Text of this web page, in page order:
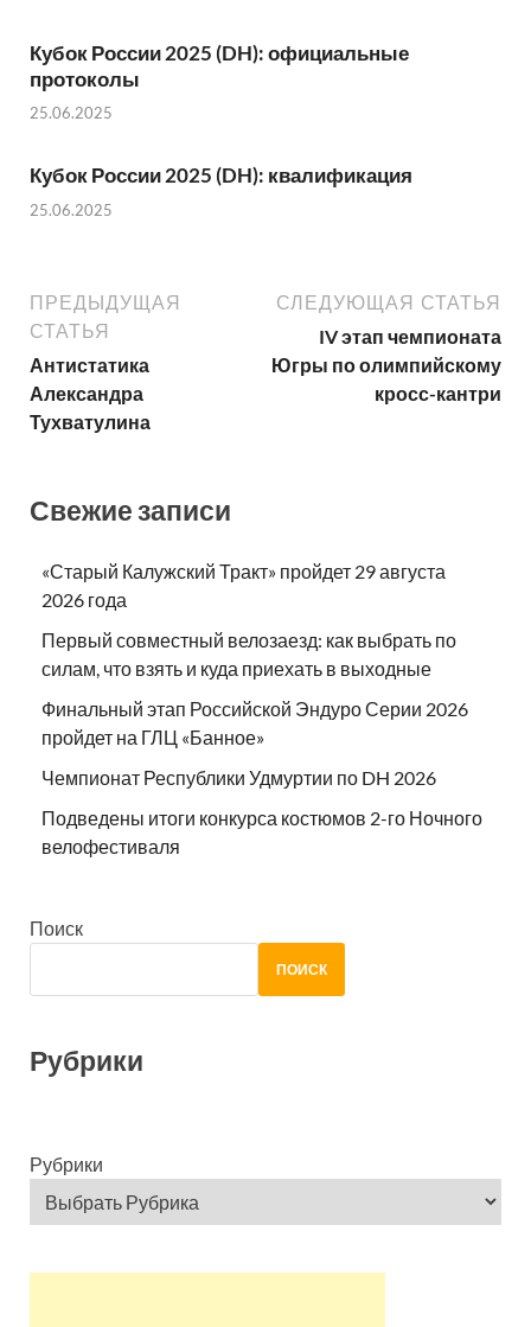
Кубок России 2025 (DH): официальные
протоколы
25.06.2025
Кубок России 2025 (DH): квалификация
25.06.2025
ПРЕДЫДУЩАЯ
СТАТЬЯ
Антистатика
Александра
Тухватулина
СЛЕДУЮЩАЯ СТАТЬЯ
IV этап чемпионата
Югры по олимпийскому
кросс-кантри
Свежие записи
«Старый Калужский Тракт» пройдет 29 августа
2026 года
Первый совместный велозаезд: как выбрать по
силам, что взять и куда приехать в выходные
Финальный этап Российской Эндуро Серии 2026
пройдет на ГЛЦ «Банное»
Чемпионат Республики Удмуртии по DH 2026
Подведены итоги конкурса костюмов 2-го Ночного
велофестиваля
Поиск
ПОИСК
Рубрики
Рубрики